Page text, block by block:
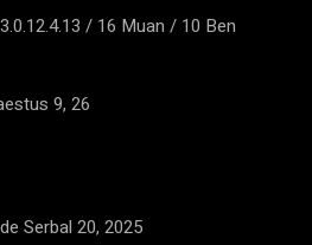
/ 16 Muan / 10 Ben
9, 26
Serbal 20, 2025